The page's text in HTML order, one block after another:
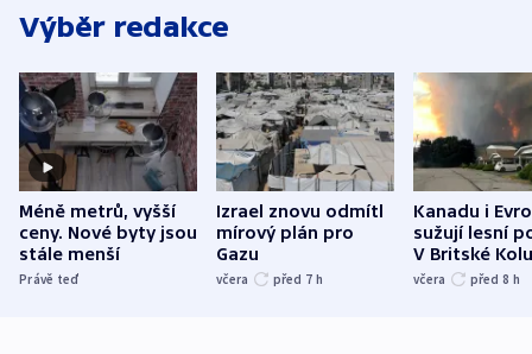
Výběr redakce
Méně metrů, vyšší
ceny. Nové byty jsou
stále menší
Právě teď
Izrael znovu odmítl
mírový plán pro
Gazu
včera před 7 h
Kanadu i
sužují lesní
V Britské
evakuovali
včera před 8 h